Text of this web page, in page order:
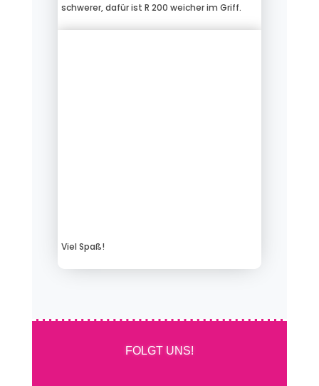
schwerer, dafür ist R 200 weicher im Griff.
Viel Spaß!
FOLGT UNS!